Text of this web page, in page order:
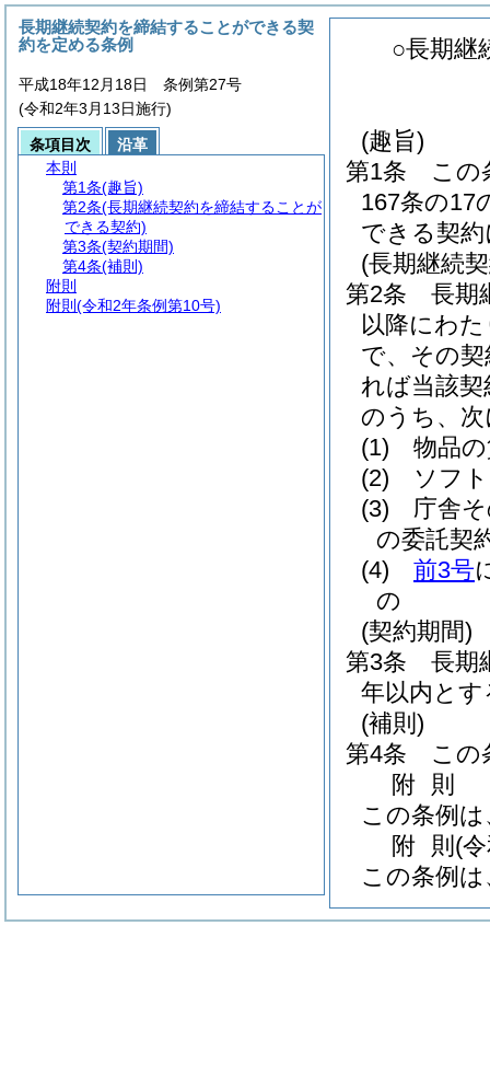
○長期継
(趣旨)
第1条
この
167条の17
できる契
(長期継続
第2条
長期
以降にわ
で、その
れば当該
のうち、
(1)
物品
(2)
ソフ
(3)
庁舎
の委託契
(4)
前3号
の
(契約期間)
第3条
長期
年以内とす
(補則)
第4条
この
附 則
この条例
附 則 (
この条例
長期継続契約を締結することができる契
約を定める条例
平成18年12月18日 条例第27号
(令和2年3月13日施行)
条項目次
沿革
本則
第1条(趣旨)
第2条(長期継続契約を締結することが
できる契約)
第3条(契約期間)
第4条(補則)
附則
附則 (令和2年条例第10号)